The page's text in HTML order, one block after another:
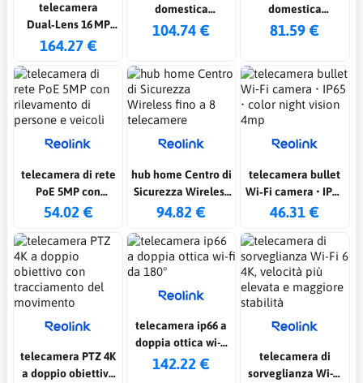
telecamera
Dual‑Lens 16 MP
UHD PoE Bullet
Panorama •
Auto‑Tracking •
IP67
164.27 €
domestica
intelligente 12MP
104.74 €
domestica
intelligente 8MP
81.59 €
telecamera di rete
PoE 5MP con
rilevamento di
54.02 €
hub home Centro di
Sicurezza Wireless
fino a 8 telecamere
94.82 €
telecamera bullet
Wi‑Fi camera • IP65
• color night vision
46.31 €
telecamera PTZ 4K
a doppio obiettivo
telecamera ip66 a
doppia ottica wi-fi
da 180°
142.22 €
telecamera di
sorveglianza Wi-Fi